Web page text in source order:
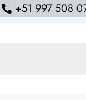
+51 997 508